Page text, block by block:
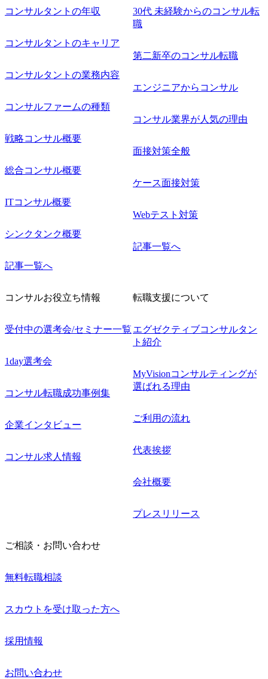
規事業開発にも興味があり、ゆくゆくはチャレンジしてみ
コンサルタントの年収
コンサルタントのキャリア
コンサルタントの業務内容
コンサルファームの種類
戦略コンサル概要
総合コンサル概要
ITコンサル概要
シンクタンク概要
記事一覧へ
30代 未経験からのコンサル転
職
第二新卒のコンサル転職
エンジニアからコンサル
コンサル業界が人気の理由
面接対策全般
ケース面接対策
Webテスト対策
記事一覧へ
コンサルお役立ち情報
受付中の選考会/セミナー一覧
1day選考会
コンサル転職成功事例集
企業インタビュー
コンサル求人情報
転職支援について
エグゼクティブコンサルタン
ト紹介
MyVisionコンサルティングが
選ばれる理由
ご利用の流れ
代表挨拶
会社概要
プレスリリース
ご相談・お問い合わせ
無料転職相談
スカウトを受け取った方へ
採用情報
お問い合わせ